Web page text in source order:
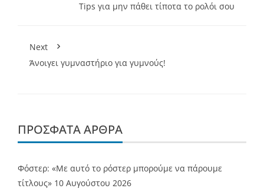
Τips για μην πάθει τίποτα το ρολόι σου
Next
Άνοιγει γυμναστήριο για γυμνούς!
ΠΡΌΣΦΑΤΑ ΆΡΘΡΑ
Φόστερ: «Με αυτό το ρόστερ μπορούμε να πάρουμε
τίτλους» 10 Αυγούστου 2026